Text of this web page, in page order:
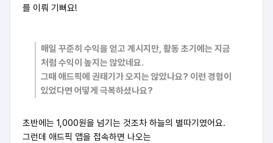
를 이뤄 기뻐요!
매일 꾸준히 수익을 얻고 계시지만, 활동 초기에는 지금
처럼 수익이 높지는 않았네요.
그때 애드픽에 권태기가 오지는 않았나요? 이런 경험이
있었다면 어떻게 극복하셨나요?
초반에는 1,000원을 넘기는 것조차 하늘의 별따기였어요.
그런데 애드픽 앱을 접속하면 나오는